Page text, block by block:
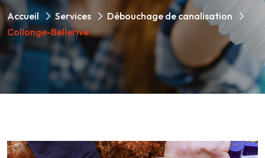
Accueil Services
Débouchage de canalisation
Collonge-Bellerive